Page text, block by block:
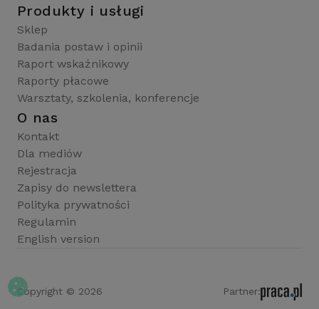
Produkty i usługi
Sklep
Badania postaw i opinii
Raport wskaźnikowy
Raporty płacowe
Warsztaty, szkolenia, konferencje
O nas
Kontakt
Dla mediów
Rejestracja
Zapisy do newslettera
Polityka prywatności
Regulamin
English version
Copyright © 2026 Partner: